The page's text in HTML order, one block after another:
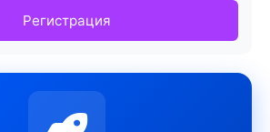
Регистрация